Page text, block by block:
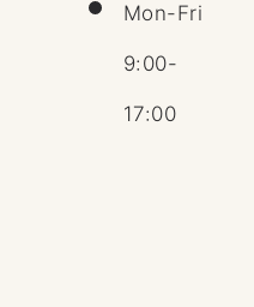
Mon-Fri
9:00-
17:00